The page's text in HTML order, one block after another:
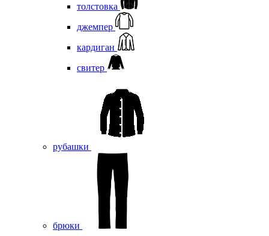
толстовка
джемпер
кардиган
свитер
рубашки
брюки